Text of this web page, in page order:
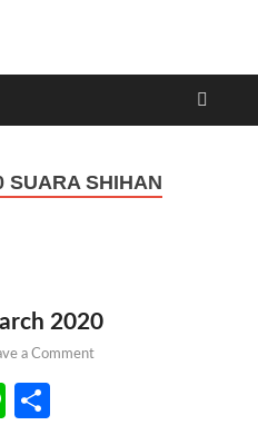
SUARA SHIHAN
2020
a Comment
Li